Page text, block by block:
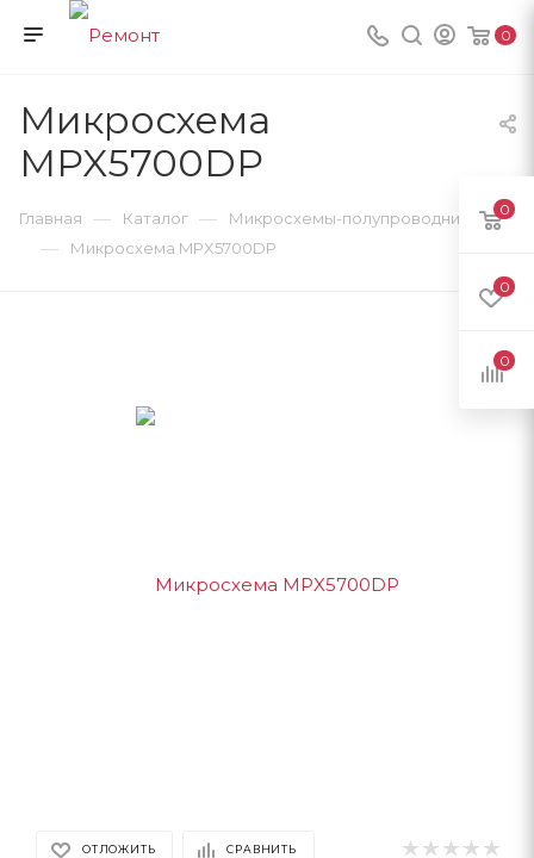
0
Микросхема
MPX5700DP
Главная — Каталог — Микросхемы-полупроводники
— Микросхема MPX5700DP
ОТЛОЖИТЬ СРАВНИТЬ
0
0
0